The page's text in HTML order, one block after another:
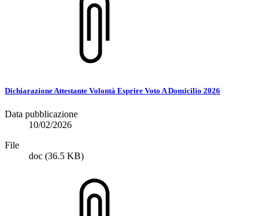
Dichiarazione Attestante Volontà Esprire Voto A Domicilio 2026
Data pubblicazione
10/02/2026
File
doc (36.5 KB)